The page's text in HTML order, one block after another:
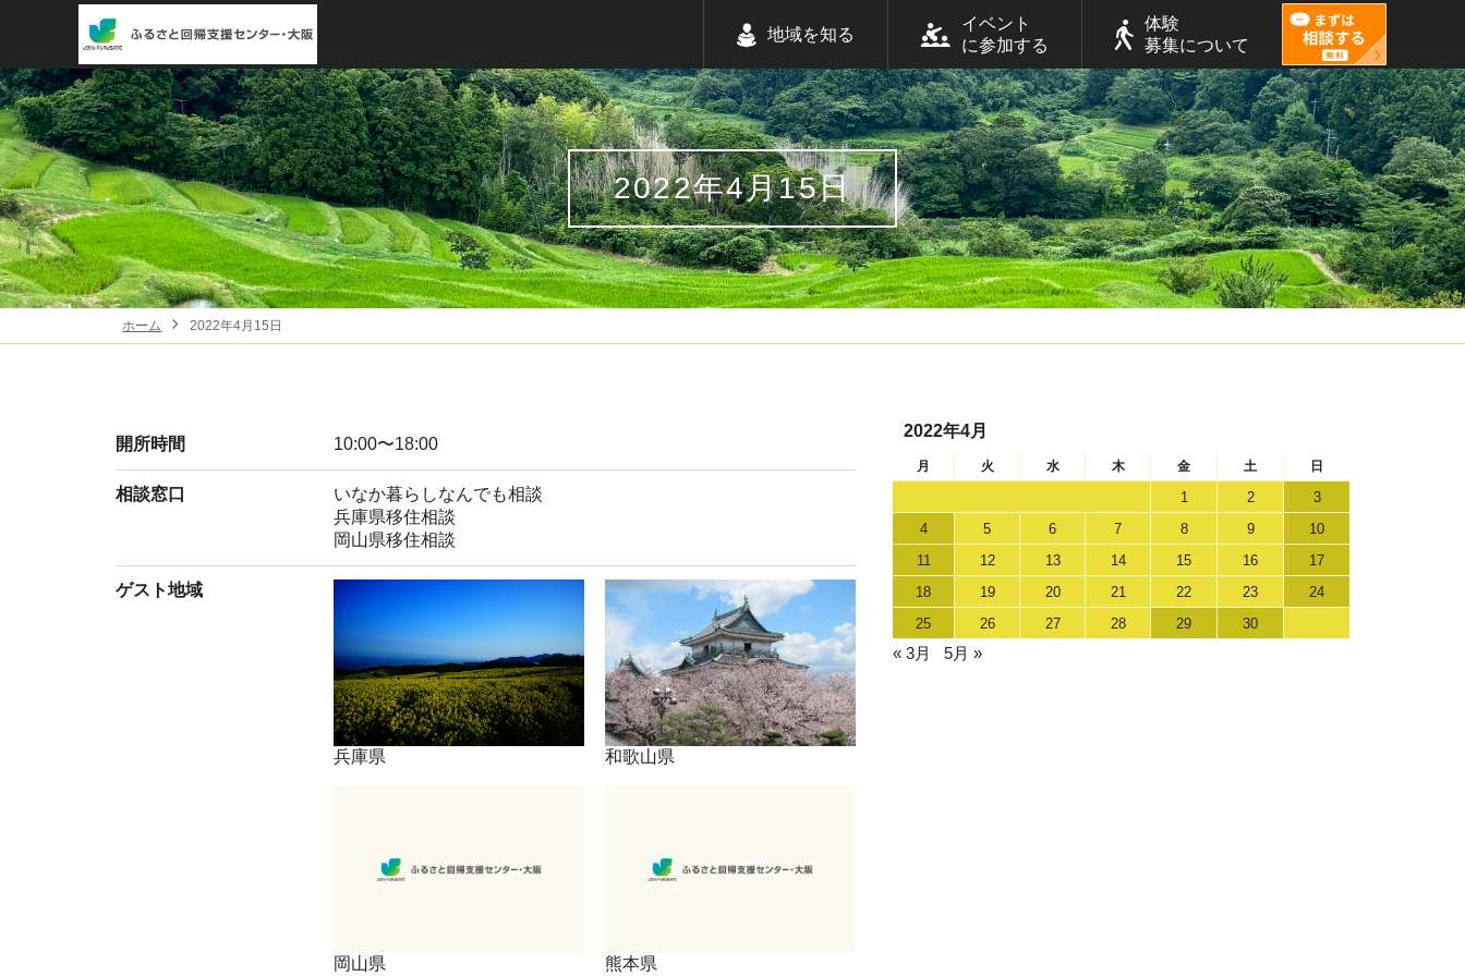
地域を知る
イベント
に参加する
体験
募集について
2022年4月15日
ホーム 2022年4月15日
開所時間 10:00〜18:00
相談窓口
いなか暮らしなんでも相談
兵庫県移住相談
岡山県移住相談
ゲスト地域
兵庫県 和歌山県
岡山県 熊本県
2022年4月
月 火 水 木 金 土 日
1 2
3
4
5 6 7 8 9
10
11
12 13 14 15 16
17
18
19 20 21 22 23
24
25
26 27 28 29 30
« 3月 5月 »